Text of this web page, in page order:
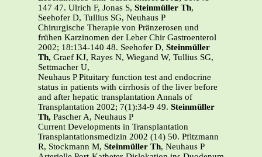
147 47. Ulrich F, Jonas S, Steinmüller Th,
Seehofer D, Tullius SG, Neuhaus P
Chirurgische Therapie von Pränzerosen und
frühen Karzinomen der Leber Chir Gastroenterol
2002; 18:134-140 48. Seehofer D, Steinmüller
Th, Graef KJ, Rayes N, Wiegand W, Tullius SG,
Settmacher U,
Neuhaus P Pituitary function test and endocrine
status in patients with cirrhosis of the liver before
and after hepatic transplantation Annals of
Transplantation 2002; 7(1):34-9 49. Steinmüller
Th, Pascher A, Neuhaus P
Current Developments in Transplantation
Transplantationsmedizin 2002 (14) 50. Pfitzmann
R, Stockmann M, Steinmüller Th, Neuhaus P